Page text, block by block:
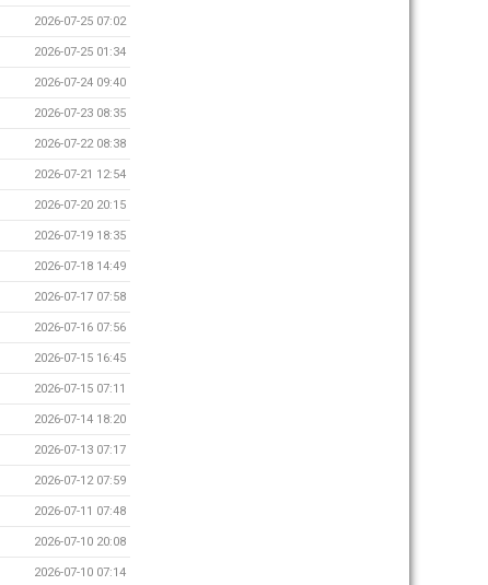
2026-07-25 07:02
2026-07-25 01:34
2026-07-24 09:40
2026-07-23 08:35
2026-07-22 08:38
2026-07-21 12:54
2026-07-20 20:15
2026-07-19 18:35
2026-07-18 14:49
2026-07-17 07:58
2026-07-16 07:56
2026-07-15 16:45
2026-07-15 07:11
2026-07-14 18:20
2026-07-13 07:17
2026-07-12 07:59
2026-07-11 07:48
2026-07-10 20:08
2026-07-10 07:14